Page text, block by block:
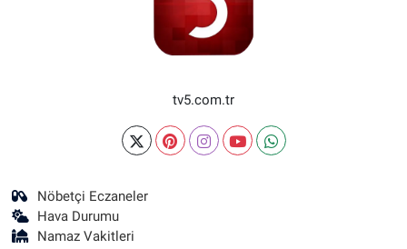
tv5.com.tr
Nöbetçi Eczaneler
Hava Durumu
Namaz Vakitleri